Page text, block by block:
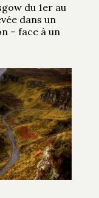
du 1er au
dans un
– face à un